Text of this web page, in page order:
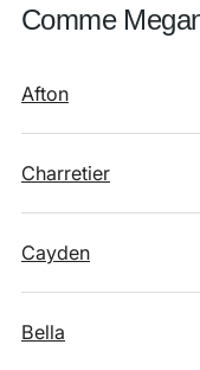
Comme
Afton
Charretier
Cayden
Bella